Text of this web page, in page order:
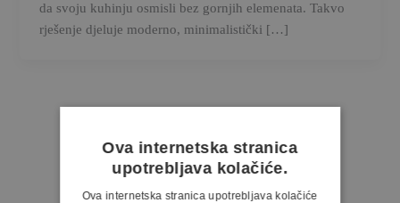
da svoju kuhinju osmisli bez gornjih elemenata. Takvo
rješenje djeluje moderno, minimalistički […]
Ova internetska stranica
upotrebljava kolačiće.
Ova internetska stranica upotrebljava kolačiće